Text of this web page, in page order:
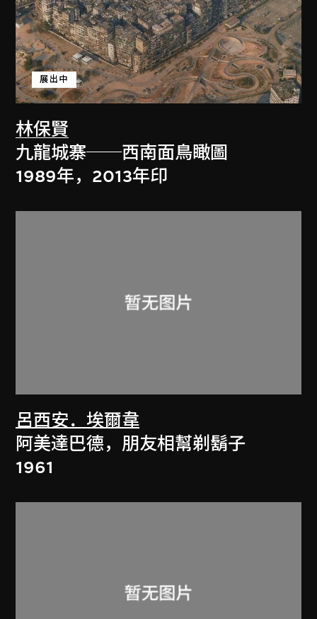
林保賢
展出中
九龍城寨──西南面鳥瞰圖
1989年，2013年印
呂西安．埃爾韋
阿美達巴德，朋友相幫剃鬍子
1961